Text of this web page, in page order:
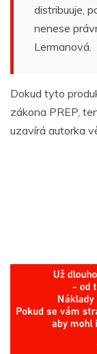
distribuuje,
nenese
Lermanová.
Dokud tyto
zákona PREP,
uzavírá autorka